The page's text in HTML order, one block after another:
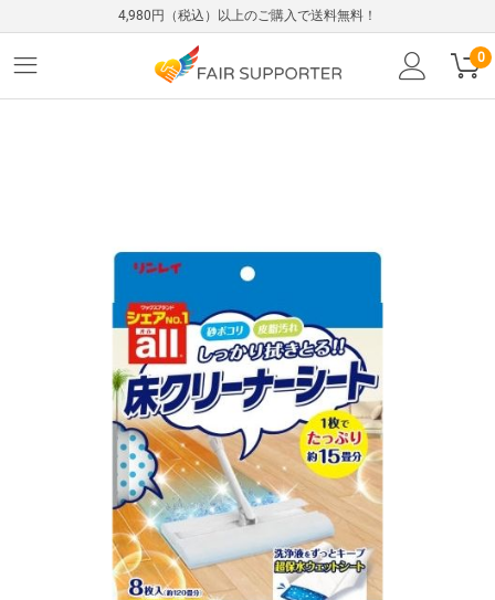
4,980円（税込）以上のご購入で送料無料！
0